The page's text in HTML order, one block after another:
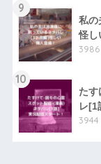
9
私の
怪し
10
たす
レ[1